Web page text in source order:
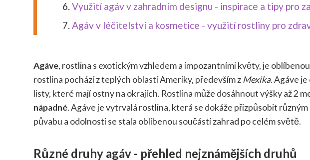
Využití agáv v zahradním designu - inspirace a tipy pro
Agáv v léčitelství a kosmetice - využití rostliny pro
Agáve, rostlina s exotickým vzhledem a impozantními květy, je
rostlina pochází z teplých oblastí Ameriky, především zMexika. Agáve
listy, které mají ostny na okrajích. Rostlina může dosáhnout výšky až 2
nápadné. Agáve je vytrvalá rostlina, která se dokáže přizpůsobit
půvabu a odolnosti se stala oblíbenou součástí zahrad po celém světě.
Různé druhy agáv - přehled nejznámějších druhů